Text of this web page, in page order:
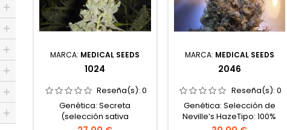
MARCA: MEDICAL SEEDS
1024
Reseña(s):0
Genética: Secreta
(selección sativa
híbrida)Tipo: 70% sativa /
MARCA: MEDICAL SEEDS
2046
Reseña(s): 0
Genética: Selección de
Neville’s HazeTipo: 100%
sativaContenido de